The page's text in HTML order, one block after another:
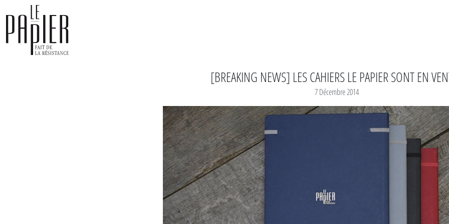
[BREAKING NEWS] LES CAHIERS LE PAPIER SONT EN
7 Décembre 2014
Panneau de gestion des cookies